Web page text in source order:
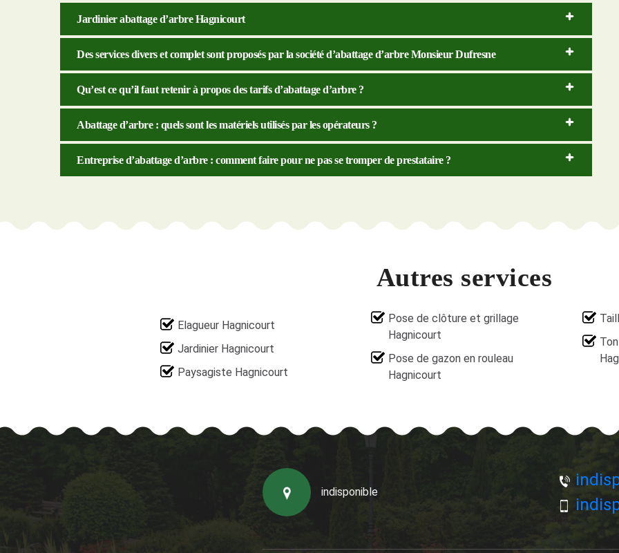
Jardinier abattage d’arbre Hagnicourt
Des services divers et complet sont proposés par la société d’abattage d’arbre Monsieur Dufresne
Qu’est ce qu’il faut retenir à propos des tarifs d’abattage d’arbre ?
Abattage d’arbre : quels sont les matériels utilisés par les opérateurs ?
Entreprise d’abattage d’arbre : comment faire pour ne pas se tromper de prestataire ?
Autres services
Elagueur Hagnicourt
Jardinier Hagnicourt
Paysagiste Hagnicourt
Pose de clôture et grillage
Hagnicourt
Pose de gazon en rouleau
Hagnicourt
indisponible